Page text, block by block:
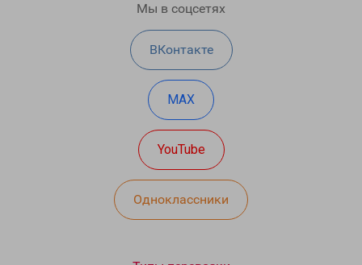
Мы в соцсетях
ВКонтакте
MAX
YouTube
Одноклассники